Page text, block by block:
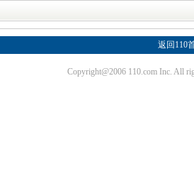
返回110
Copyright@2006 110.com Inc. All